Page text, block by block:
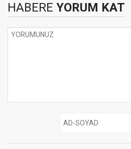
HABERE YORUM KAT